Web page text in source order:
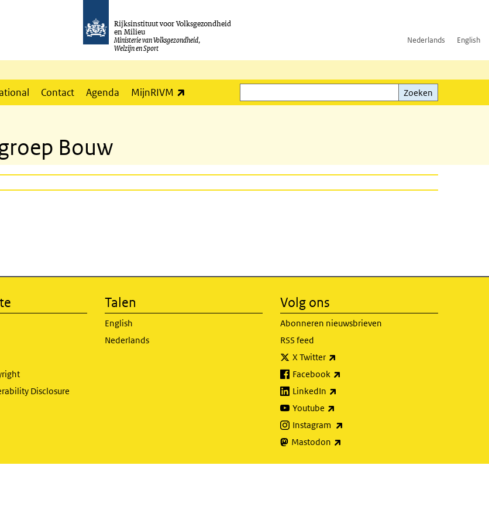
Rijksinstituut voor Volksgezondheid
en Milieu
Ministerie van Volksgezondheid,
Welzijn en Sport
Nederlands English
Contact Agenda MijnRIVM
Zoeken
Zoeken
Bouw
Disclosure
Talen
English
Nederlands
Volg ons
Abonneren nieuwsbrieven
RSS feed
X Twitter
Facebook
LinkedIn
Youtube
Instagram
Mastodon